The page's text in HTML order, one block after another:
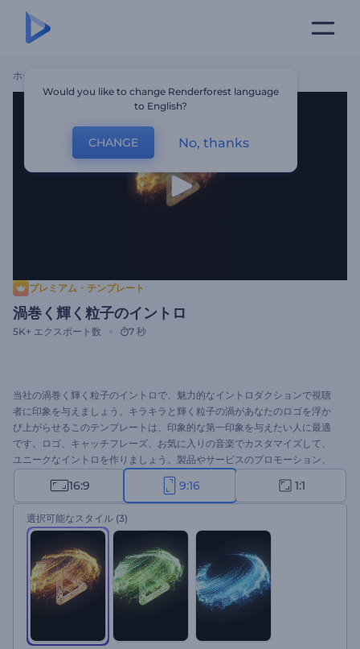
ホーム
プレミアム・テンプレート
渦巻く輝く粒子のイントロ
5K+ エクスポート数 7 秒
当社の渦巻く輝く粒子のイントロで、魅力的なイントロダクションで視聴
者に印象を与えましょう。キラキラと輝く粒子の渦があなたのロゴを浮か
び上がらせるこのテンプレートは、印象的な第一印象を与えたい人に最適
です。ロゴ、キャッチフレーズ、お気に入りの音楽でカスタマイズして、
ユニークなイントロを作りましょう。製品やサービスのプロモーション、
チャンネルのイントロやアウトロ、プレゼンテーションのオープニング、
テレビコマーシャルなどに最適です。今すぐ作成して、あなたのブランド
を輝かせましょう！
16:9 9:16 1:1
選択可能なスタイル (3)
Would you like to change Renderforest language
to English?
CHANGE No, thanks